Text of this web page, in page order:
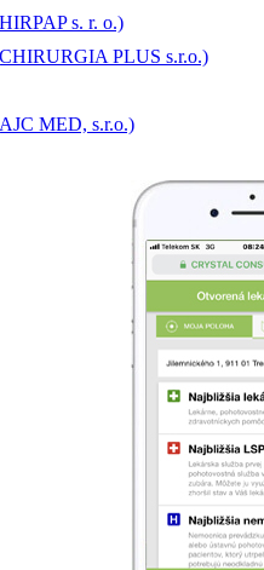
s. r. o.)
PLUS s.r.o.)
MED, s.r.o.)